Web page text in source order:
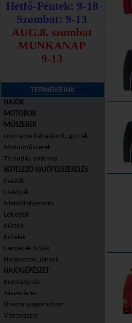
TERMÉKEINK
HAJÓK
MOTOROK
MŰSZEREK
Lowrance halradarok, gps-ek
Motorműszerek
TV,audio, antenna
KÖTELEZŐ HAJÓFELSZERELÉS
Evezők
Csáklyák
Mentőfelszerelés
Lobogók
Kürtök
Kötelek
Fenderek-bóják
Horgonyok, láncok
HAJÓGÉPÉSZET
Kormányzás
Távvezérlés
Üzemanyagrendszer
Vízrendszer